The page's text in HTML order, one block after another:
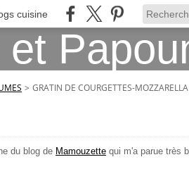
cuisine
> GRATIN DE COURGETTES-MOZZARELLA
du blog de Mamouzette qui m'a parue très